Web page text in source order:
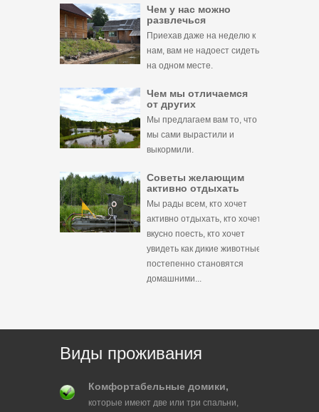
Чем у нас можно
развлечься
Приехав даже на неделю к
нам, вам не надоест сидеть
на одном месте.
Чем мы отличаемся
от других
Мы предлагаем вам то, что
мы сами вырастили и
выкормили.
Советы желающим
активно отдыхать
Мы рады всем, кто хочет
активно отдыхать, кто хочет
вкусно поесть, кто хочет
увидеть как дикие животные
постепенно становятся
домашними...
Виды проживания
Комфортабельные домики,
которые имеют две или три спальни,